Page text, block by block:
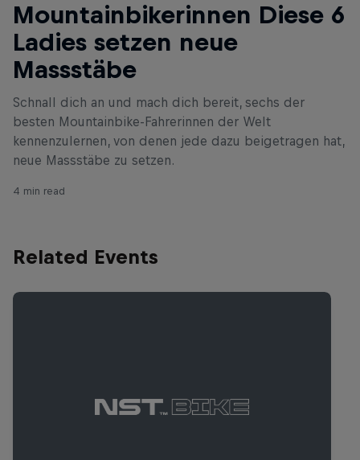
Mountainbikerinnen Diese 6
Ladies setzen neue
Massstäbe
Schnall dich an und mach dich bereit, sechs der
besten Mountainbike-Fahrerinnen der Welt
kennenzulernen, von denen jede dazu beigetragen hat,
neue Massstäbe zu setzen.
4 min read
Related Events